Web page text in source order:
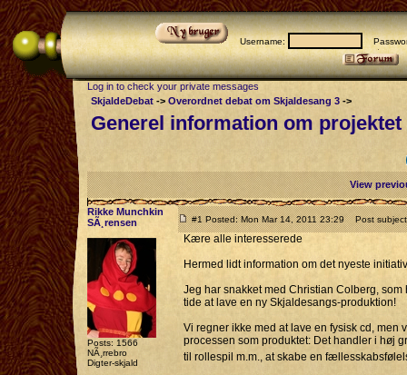
Username:
Log in to check your private messages
SkjaldeDebat -> Overordnet debat om Skjaldesang 3 ->
Generel information om projektet
View
Rikke Munchkin
SÃ¸rensen
Posts: 1566
NÃ¸rrebro
Digter-skjald
#1 Posted: Mon Mar 14, 2011 23:29 Post subject:
Kære alle interesserede
Hermed lidt information om det nyeste
Jeg har snakket med Christian Colberg,
tide at lave en ny Skjaldesangs-produktion!
Vi regner ikke med at lave en fysisk cd,
processen som produktet: Det handler i høj
til rollespil m.m., at skabe en